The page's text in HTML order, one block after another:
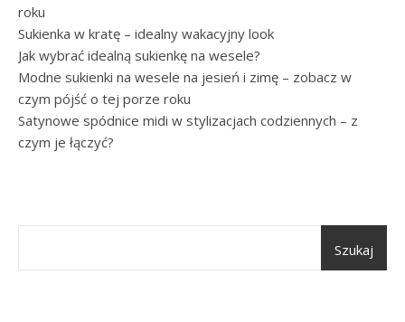
roku
Sukienka w kratę – idealny wakacyjny look
Jak wybrać idealną sukienkę na wesele?
Modne sukienki na wesele na jesień i zimę – zobacz w
czym pójść o tej porze roku
Satynowe spódnice midi w stylizacjach codziennych – z
czym je łączyć?
Szukaj